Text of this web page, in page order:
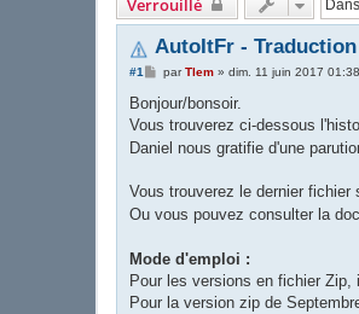
Verrouillé
AutoItFr -
#1
M
s
s
a
g
e
parTlem» dim. 11 juin 2017 01:38
Bonjour/bonsoir.
Vous trouverez ci-dessous
Daniel nous gratifie d'une
Vous trouverez le dernier fichier
Ou vous pouvez consulter la
Mode d'emploi :
Pour les versions en fichier
Pour la version zip de